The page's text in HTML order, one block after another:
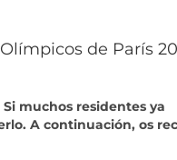
de París
muchos residentes ya
A continuación, os